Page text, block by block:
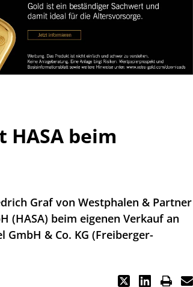
HASA beim
Graf von Westphalen & Partner
(HASA) beim eigenen Verkauf an
& Co. KG (Freiberger-